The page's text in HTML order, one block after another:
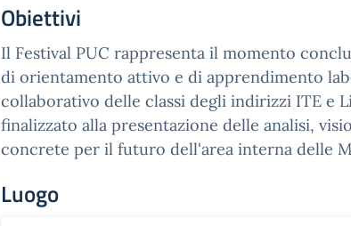
Obiettivi
Il Festival PUC rappresenta il momento
di orientamento attivo e di apprendimento
collaborativo delle classi degli indirizzi ITE e
finalizzato alla presentazione delle analisi,
concrete per il futuro dell'area interna delle
Luogo